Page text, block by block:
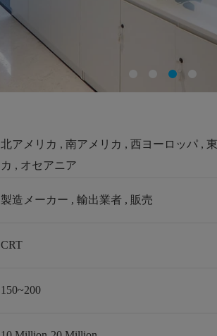
北アメリカ , 南アメリカ , 西ヨーロッパ ,
カ , オセアニア
製造メーカー , 輸出業者 , 販売
CRT
150~200